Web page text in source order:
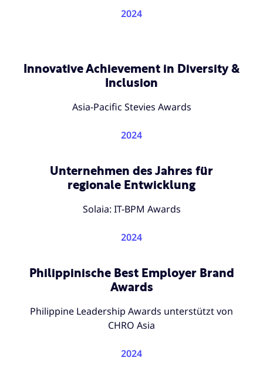
2024
Innovative Achievement in Diversity &
Inclusion
Asia-Pacific Stevies Awards
2024
Unternehmen des Jahres für
regionale Entwicklung
Solaia: IT-BPM Awards
2024
Philippinische Best Employer Brand
Awards
Philippine Leadership Awards unterstützt von
CHRO Asia
2024